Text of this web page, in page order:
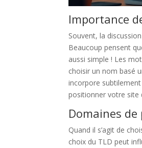
Importance
Souvent, la
Beaucoup pensent
aussi simple ! Les
choisir un nom basé
incorpore
positionner votre site
Domaines
Quand il s’agit de
choix du TLD peut